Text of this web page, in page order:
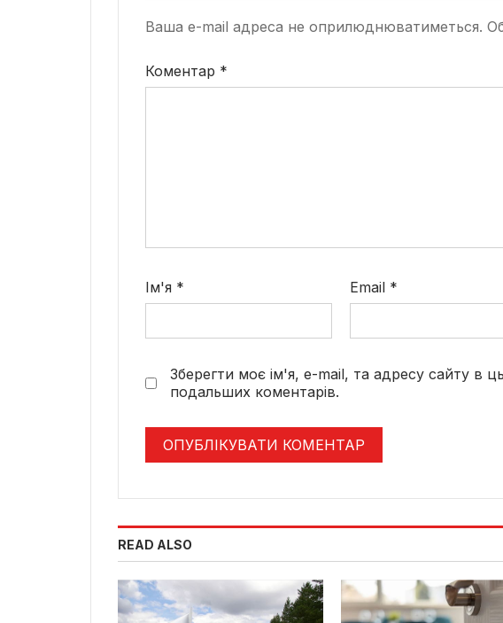
Ваша e-mail адреса не оприлюднюватиметься.
Коментар *
Ім'я * Email *
Зберегти моє ім'я, e-mail, та адресу сайту в
подальших коментарів.
READ ALSO